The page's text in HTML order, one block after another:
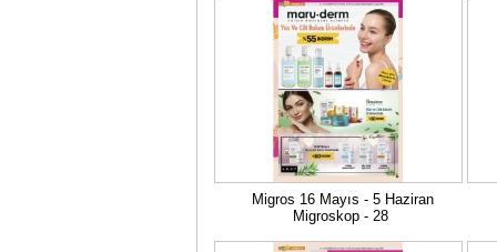
Migros 16 Mayıs - 5 Haziran
Migroskop - 28